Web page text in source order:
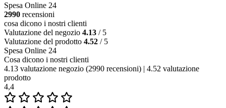
Spesa Online 24
2990 recensioni
cosa dicono i nostri clienti
Valutazione del negozio 4.13 / 5
Valutazione del prodotto 4.52 / 5
Spesa Online 24
Cosa dicono i nostri clienti
4.13 valutazione negozio (2990 recensioni) | 4.52 valutazione
prodotto
4,4